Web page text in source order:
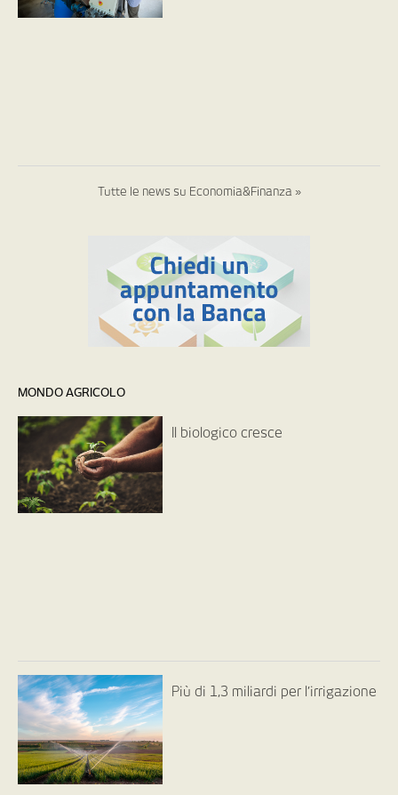
Tutte le news su Economia&Finanza »
MONDO AGRICOLO
Il biologico cresce
Più di 1,3 miliardi per l’irrigazione